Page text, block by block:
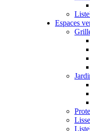
Espaces